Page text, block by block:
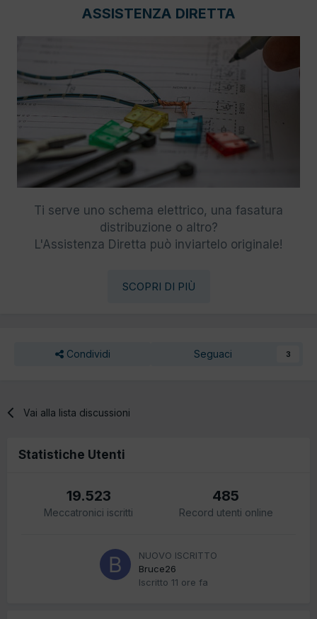
ASSISTENZA DIRETTA
Ti serve uno schema elettrico, una fasatura
distribuzione o altro?
L'Assistenza Diretta può inviartelo originale!
SCOPRI DI PIÙ
Condividi Seguaci 3
Vai alla lista discussioni
Statistiche Utenti
19.523
Meccatronici iscritti
485
Record utenti online
NUOVO ISCRITTO
Bruce26
Iscritto 11 ore fa